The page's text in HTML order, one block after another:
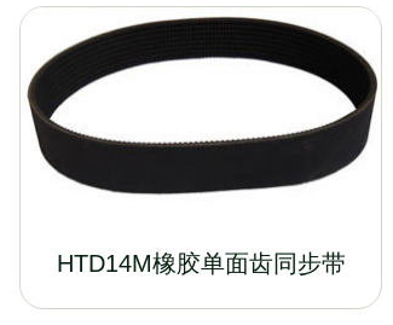
HTD14M橡胶单面齿同步带